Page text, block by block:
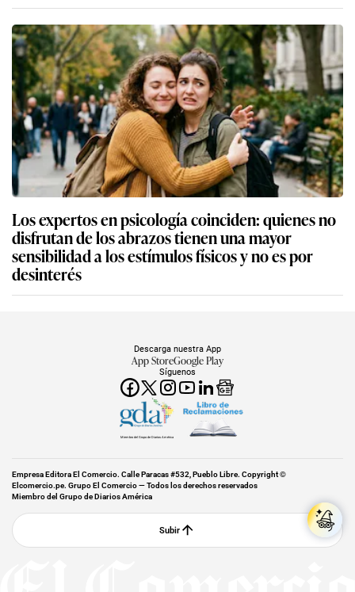
Los expertos en psicología coinciden: quienes no
disfrutan de los abrazos tienen una mayor
sensibilidad a los estímulos físicos y no es por
desinterés
Síguenos
Descarga nuestra App
App StoreGoogle Play
Miembro del Grupo de Diarios América
Empresa Editora El Comercio. Calle Paracas #532, Pueblo Libre. Copyright ©
Elcomercio.pe. Grupo El Comercio — Todos los derechos reservados
Miembro del Grupo de Diarios América
Subir